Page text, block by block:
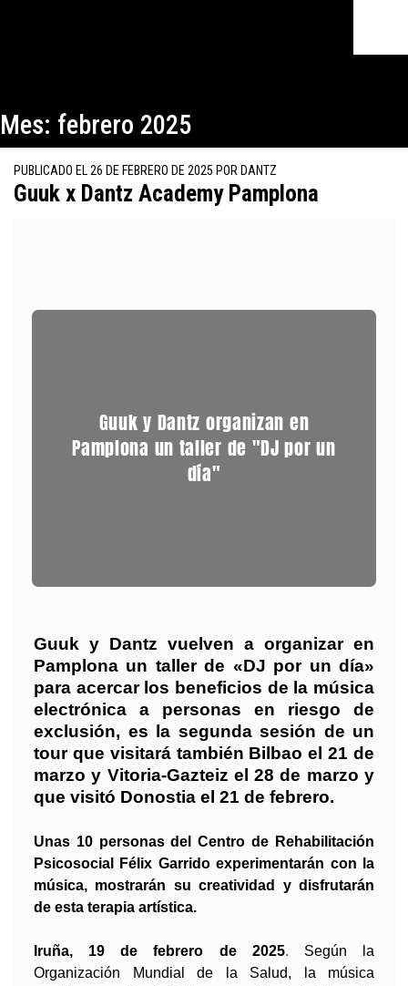
Mes: febrero 2025
PUBLICADO EL 26 DE FEBRERO DE 2025 POR DANTZ
Guuk x Dantz Academy Pamplona
Guuk y Dantz organizan en
Pamplona un taller de "DJ por un
día"
Guuk y Dantz vuelven a organizar en
Pamplona un taller de «DJ por un día»
para acercar los beneficios de la música
electrónica a personas en riesgo de
exclusión, es la segunda sesión de un
tour que visitará también Bilbao el 21 de
marzo y Vitoria-Gazteiz el 28 de marzo y
que visitó Donostia el 21 de febrero.
Unas 10 personas del Centro de Rehabilitación
Psicosocial Félix Garrido experimentarán con la
música, mostrarán su creatividad y disfrutarán
de esta terapia artística.
ruña, 19 de febrero de 2025.
Según la
Organización Mundial de la Salud, la música